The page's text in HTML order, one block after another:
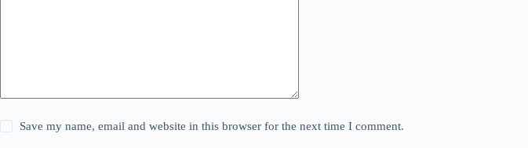
Save my name, email and website in this browser for the next time I comment.